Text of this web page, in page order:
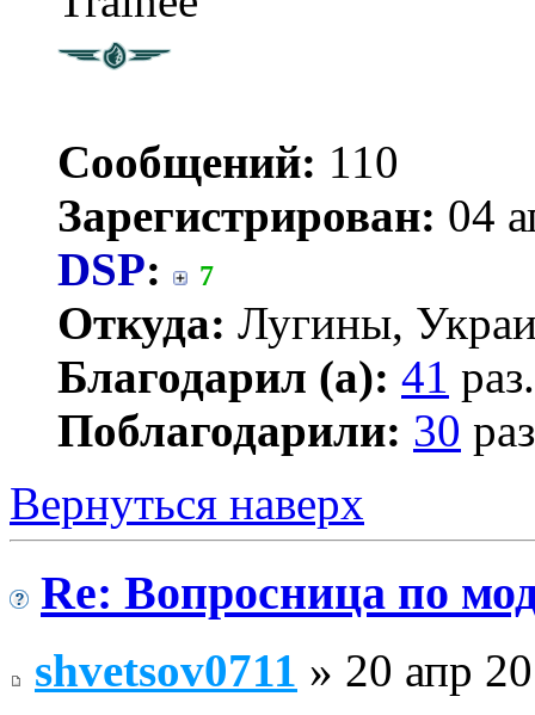
Сообщений: 110
Зарегистрирован: 04
DSP: 7
Откуда: Лугины,
Благодарил (а): 41 раз.
Поблагодарили: 30
Вернуться наверх
Re: Вопросница по
shvetsov0711 » 20 апр